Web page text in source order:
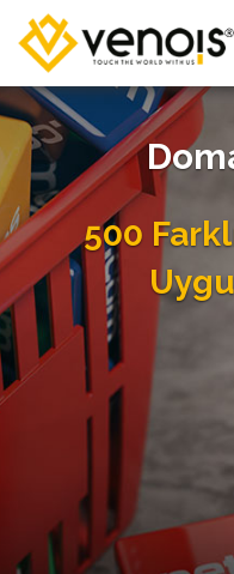
500